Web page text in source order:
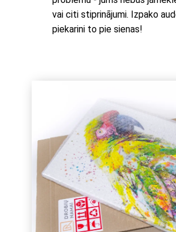
vai citi stiprinājumi. Izpako
piekarini to pie sienas!